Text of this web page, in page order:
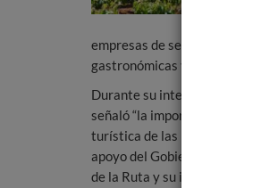
empresas de servicios
gastronómicas y menús
Durante su intervención en la
señaló “la importancia del
turística de las bodegas, así
apoyo del Gobierno Regional y
de la Ruta y su inclusión en el